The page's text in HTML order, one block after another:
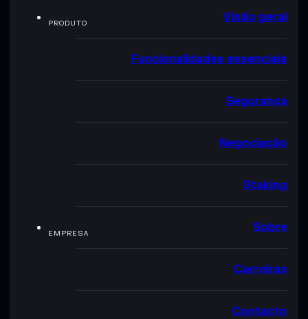
PRODUTO Visão geral
Funcionalidades essenciais
Segurança
Negociação
Staking
EMPRESA Sobre
Carreiras
Contacto